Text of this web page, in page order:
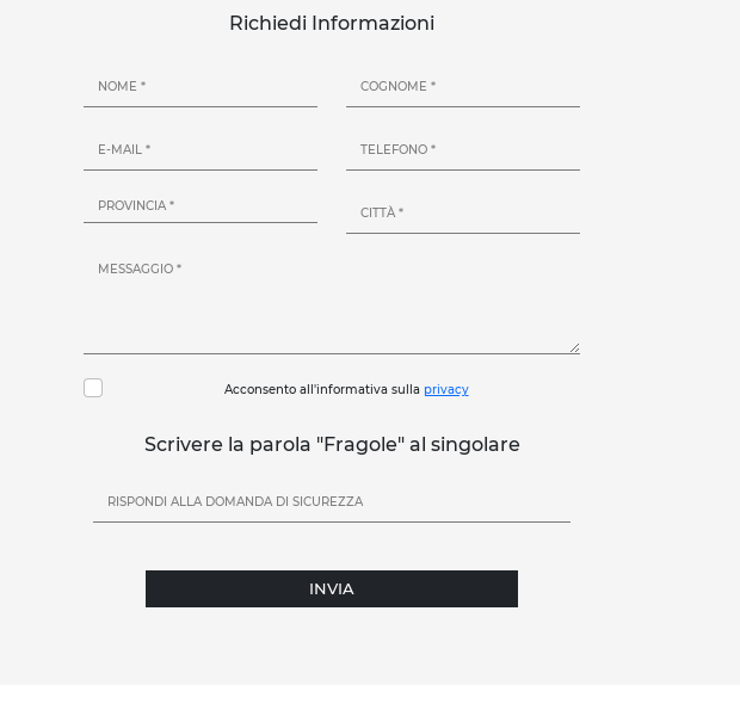
Richiedi Informazioni
Acconsento all'informativa sulla privacy
Scrivere la parola "Fragole" al singolare
INVIA